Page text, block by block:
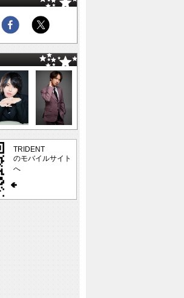
TRIDENT
のモバイルサイト
へ